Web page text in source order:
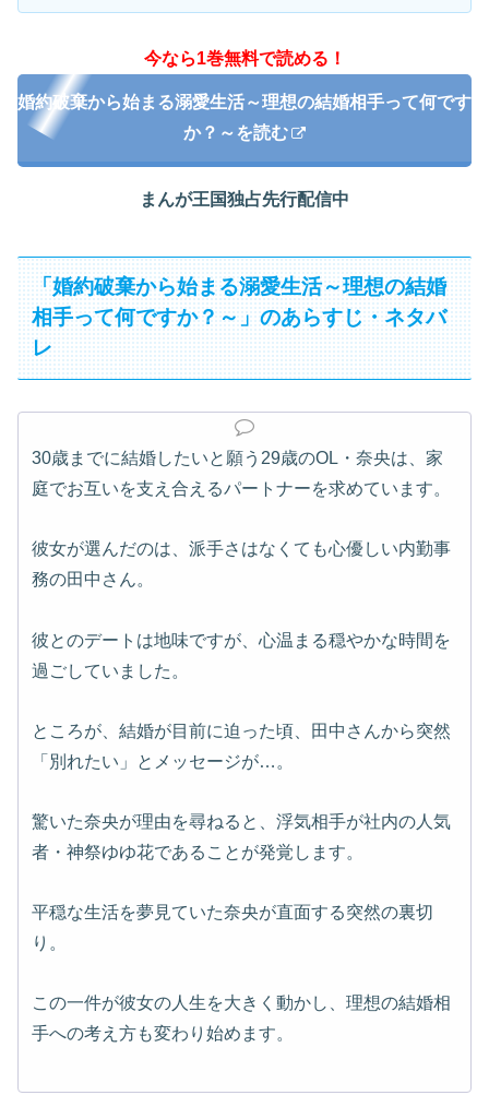
今なら1巻無料で読める！
婚約破棄から始まる溺愛生活～理想の結婚相手って何です
か？～を読む
まんが王国独占先行配信中
「婚約破棄から始まる溺愛生活～理想の結婚
相手って何ですか？～」のあらすじ・ネタバ
レ
30歳までに結婚したいと願う29歳のOL・奈央は、家
庭でお互いを支え合えるパートナーを求めています。
彼女が選んだのは、派手さはなくても心優しい内勤事
務の田中さん。
彼とのデートは地味ですが、心温まる穏やかな時間を
過ごしていました。
ところが、結婚が目前に迫った頃、田中さんから突然
「別れたい」とメッセージが…。
驚いた奈央が理由を尋ねると、浮気相手が社内の人気
者・神祭ゆゆ花であることが発覚します。
平穏な生活を夢見ていた奈央が直面する突然の裏切
り。
この一件が彼女の人生を大きく動かし、理想の結婚相
手への考え方も変わり始めます。